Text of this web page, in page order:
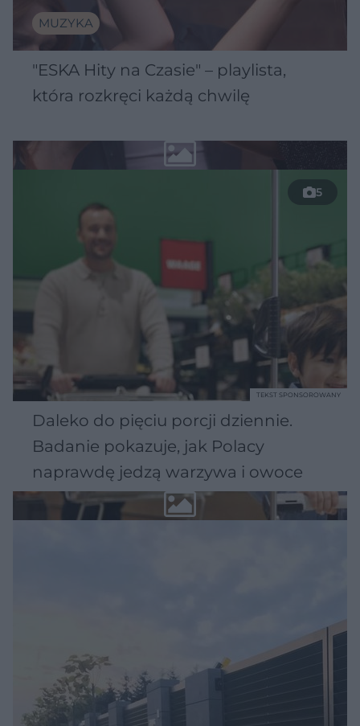
MUZYKA
"ESKA Hity na Czasie" – playlista,
która rozkręci każdą chwilę
5
Daleko do pięciu porcji dziennie.
Badanie pokazuje, jak Polacy
naprawdę jedzą warzywa i owoce
TEKST SPONSOROWANY